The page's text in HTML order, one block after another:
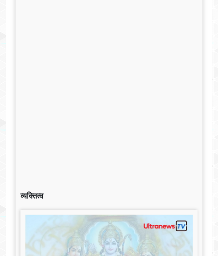
व्यक्तित्व